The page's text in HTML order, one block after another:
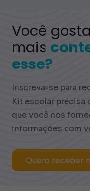
Você
mais
esse?
Inscreva-se para
Kit escolar precisa
que você nos
informações com
Quero receber